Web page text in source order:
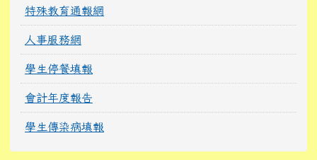
特殊教育通報網
人事服務網
學生停餐填報
會計年度報告
學生傳染病填報